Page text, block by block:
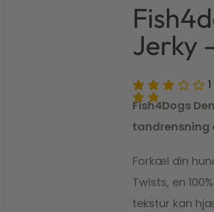
130,00
39,00 kr.
Jerky
1
Fish4Dogs
tandrensning
Forkæl din
Twists, en
tekstur kan